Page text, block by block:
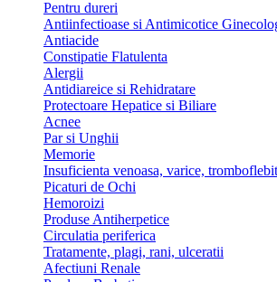
Pentru dureri
Antiinfectioase si Antimicotice
Antiacide
Constipatie Flatulenta
Alergii
Antidiareice si Rehidratare
Protectoare Hepatice si Biliare
Acnee
Par si Unghii
Memorie
Insuficienta venoasa, varice,
Picaturi de Ochi
Hemoroizi
Produse Antiherpetice
Circulatia periferica
Tratamente, plagi, rani, ulceratii
Afectiuni Renale